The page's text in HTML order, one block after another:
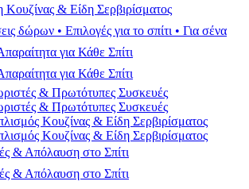
& Είδη Σερβιρίσματος
δώρων • Επιλογές για το σπίτι • Για σένα
για Κάθε Σπίτι
για Κάθε Σπίτι
& Πρωτότυπες Συσκευές
& Πρωτότυπες Συσκευές
Κουζίνας & Είδη Σερβιρίσματος
Κουζίνας & Είδη Σερβιρίσματος
& Απόλαυση στο Σπίτι
& Απόλαυση στο Σπίτι